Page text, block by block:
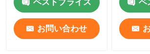
ダイヤモンドの粉砕版
ダイヤモンドの穴の穴あけ工具
ベストプライス
お問い合わせ
ベ